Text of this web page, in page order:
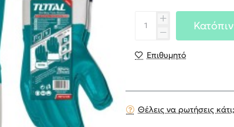
Επιθυμητό
Θέλεις να ρωτήσεις κάτι;